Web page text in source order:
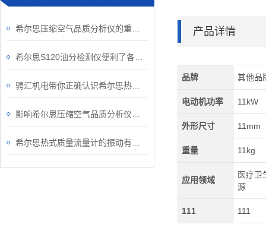
产品详情
品牌 其他品
电动机功率 11kW
外形尺寸 11mm
重量 11kg
应用领域
医疗卫
源
111 111